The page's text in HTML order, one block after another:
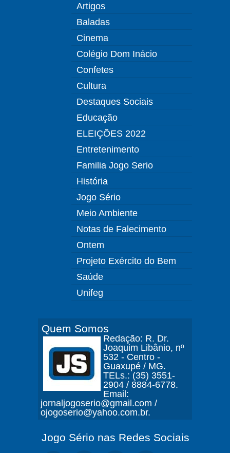
Artigos
Baladas
Cinema
Colégio Dom Inácio
Confetes
Cultura
Destaques Sociais
Educação
ELEIÇÕES 2022
Entretenimento
Familia Jogo Serio
História
Jogo Sério
Meio Ambiente
Notas de Falecimento
Ontem
Projeto Exército do Bem
Saúde
Unifeg
Quem Somos
Redação: R. Dr.
Joaquim Libânio, nº
532 - Centro -
Guaxupé / MG.
TELs.: (35) 3551-
2904 / 8884-6778.
Email:
jornaljogoserio@gmail.com /
ojogoserio@yahoo.com.br.
Jogo Sério nas Redes Sociais